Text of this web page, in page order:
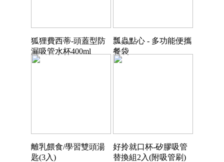
狐狸費西蒂-頭蓋型防
漏吸管水杯400ml
瓢蟲點心 - 多功能便攜
餐袋
離乳餵食/學習雙頭湯
匙(3入)
好拎就口杯-矽膠吸管
替換組2入(附吸管刷)